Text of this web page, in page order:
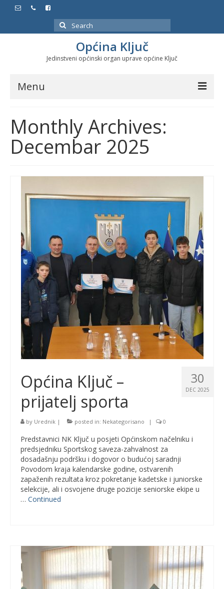
Search
for:
Općina Ključ
Jedinstveni općinski organ uprave općine Ključ
Menu
Službeni glasnici
Javne nabavke
Značajni datumi i manifestacije
Program energetske efikasnosti u stambenom
Monthly Archives:
Decembar 2025
30
DEC 2025
Općina Ključ –
prijatelj sporta
by Urednik | posted in: Nekategorisano | 0
Predstavnici NK Ključ u posjeti Općinskom načelniku i
predsjedniku Sportskog saveza-zahvalnost za
dosadašnju podršku i dogovor o budućoj saradnji
Povodom kraja kalendarske godine, ostvarenih
zapaženih rezultata kroz pokretanje kadetske i juniorske
selekcije, ali i osvojene druge pozicije seniorske ekipe u
… Continued